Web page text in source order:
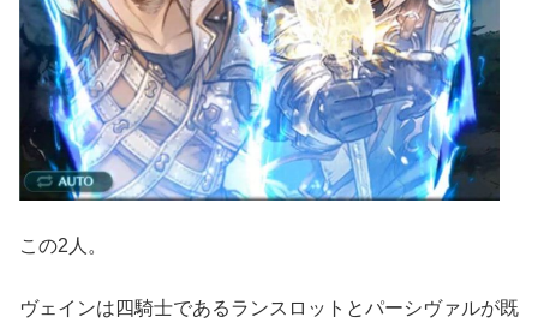
この2人。
ヴェインは四騎士であるランスロットとパーシヴァルが既